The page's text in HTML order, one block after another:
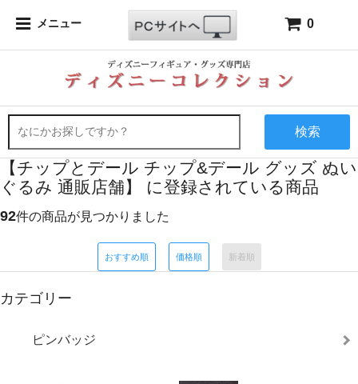
メニュー 0
検索
【チップとデール チップ&デール グッズ ぬい
ぐるみ 通販店舗】 に登録されている商品
92件の商品が見つかりました
おすすめ順 価格順 新着順
カテゴリー
ピンバッジ